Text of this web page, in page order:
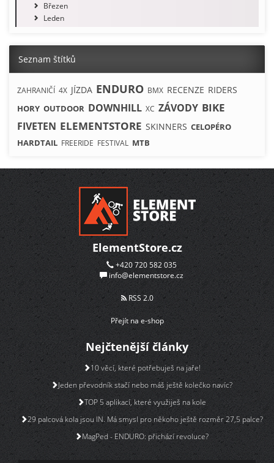
Březen
Leden
Seznam štítků
ZAHRANIČÍ 4X JÍZDA ENDURO BMX RECENZE RIDERS
HORY OUTDOOR DOWNHILL XC ZÁVODY BIKE
FIVETEN ELEMENTSTORE SKINNERS CELOPÉRO
HARDTAIL FREERIDE FESTIVAL MTB
ElementStore.cz
+420 720 582 035
info@elementstore.cz
RSS 2.0
Přejít na e-shop
Nejčtenější články
10 věcí, které potřebuješ na jaře!
Jeden převodník stačí nebo máš ještě kolečko navíc?
TOP 5 aplikací, které využiješ na kole
29 palcová kola jsou IN. Má smysl pro někoho ještě rozměr 27,5 palce?
MagPed - ENDURO: přichází revoluce?